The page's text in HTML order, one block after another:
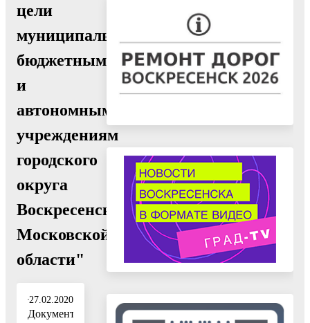
цели
муниципальным
бюджетным
и
автономным
учреждениям
городского
округа
Воскресенск
Московской
области"
27.02.2020
Документ: